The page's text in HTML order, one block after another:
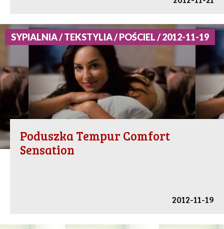
SYPIALNIA / TEKSTYLIA / POŚCIEL / 2012-11-19
Poduszka Tempur Comfort
Sensation
2012-11-19